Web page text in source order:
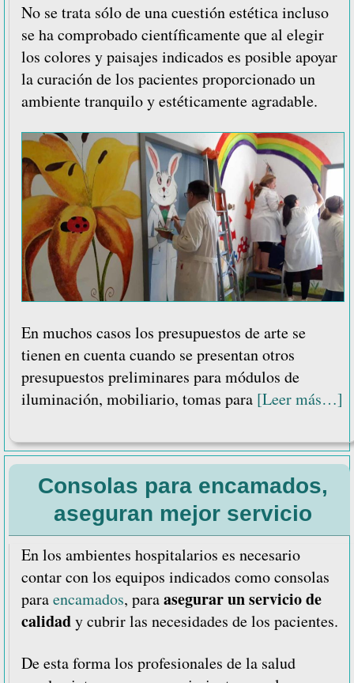
No se trata sólo de una cuestión estética incluso
se ha comprobado científicamente que al elegir
los colores y paisajes indicados es posible apoyar
la curación de los pacientes proporcionado un
ambiente tranquilo y estéticamente agradable.
En muchos casos los presupuestos de arte se
tienen en cuenta cuando se presentan otros
presupuestos preliminares para módulos de
iluminación, mobiliario, tomas para [Leer más…]
la
Consolas para encamados,
aseguran mejor servicio
En los ambientes hospitalarios es necesario
contar con los equipos indicados como consolas
paraencamados, paraasegurar un servicio de
calidady cubrir las necesidades de los pacientes.
De esta forma los profesionales de la salud